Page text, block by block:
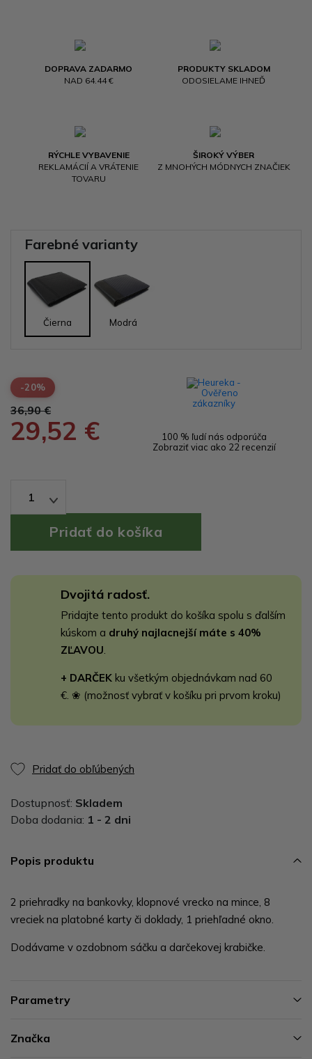
DOPRAVA ZADARMO
NAD 64.44 €
PRODUKTY SKLADOM
ODOSIELAME IHNEĎ
RÝCHLE VYBAVENIE
REKLAMÁCIÍ A VRÁTENIE
TOVARU
ŠIROKÝ VÝBER
Z MNOHÝCH MÓDNYCH ZNAČIEK
Farebné varianty
Čierna Modrá
-20%
36,90 €
29,52 €
100 % ľudí nás odporúča
Zobraziť viac ako 22 recenzií
1
Dvojitá radosť.
Pridajte tento produkt do košíka spolu s ďalším
kúskom a druhý najlacnejší máte s 40%
ZĽAVOU
+ DARČEK ku všetkým objednávkam nad 60
€. ❀ (možnosť vybrať v košíku pri prvom kroku)
Pridať do obľúbených
Dostupnosť: Skladem
Doba dodania: 1 - 2 dni
Popis produktu
2 priehradky na bankovky, klopnové vrecko na mince, 8
vreciek na platobné karty či doklady, 1 priehľadné okno.
Dodávame v ozdobnom sáčku a darčekovej krabičke.
Parametry
Značka